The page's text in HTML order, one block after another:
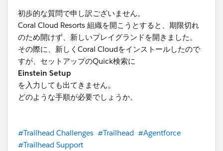
初歩的な質問で申し訳ございません。
Coral Cloud Resorts 組織を開こうとすると、期限切れ
のため開けず、新しいプレイグランドを開きました。
その際に、新しくCoral Cloudをインストールしたので
すが、セットアップのQuick検索に
Einstein Setup
を入力しても出てきません。
どのような手順が必要でしょうか。
#Trailhead Challenges #Trailhead #Agentforce
#Trailhead Support